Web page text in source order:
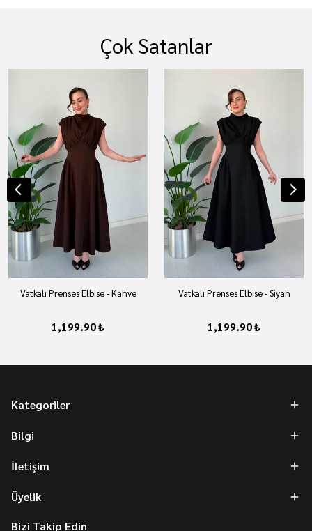
Çok Satanlar
Vatkalı Prenses Elbise - Kahve
1,199.90 ₺
Vatkalı Prenses Elbise - Siyah
1,199.90 ₺
Kategoriler
Bilgi
İletişim
Üyelik
Bizi Takip Edin